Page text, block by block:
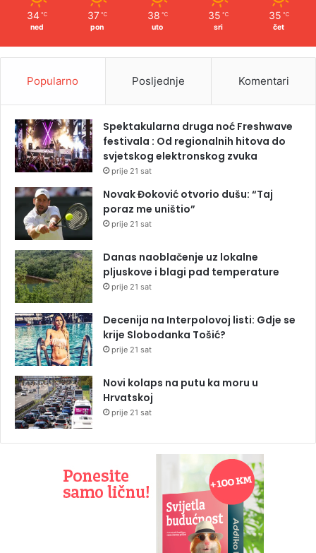
34 ℃
ned
37 ℃
pon
38 ℃
uto
35 ℃
sri
35 ℃
čet
Popularno Posljednje Komentari
Spektakularna druga noć Freshwave
festivala : Od regionalnih hitova do
svjetskog elektronskog zvuka
prije 21 sat
Novak Đoković otvorio dušu: “Taj
poraz me uništio”
prije 21 sat
Danas naoblačenje uz lokalne
pljuskove i blagi pad temperature
prije 21 sat
Decenija na Interpolovoj listi: Gdje se
krije Slobodanka Tošić?
prije 21 sat
Novi kolaps na putu ka moru u
Hrvatskoj
prije 21 sat